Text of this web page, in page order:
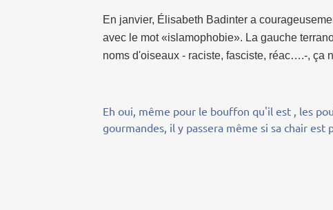
En janvier, Élisabeth Badinter a
avec le mot «islamophobie». La gauche
noms d'oiseaux - raciste, fasciste, réac….-, ça
Eh oui, même pour le bouffon qu'il est , les
gourmandes, il y passera même si sa chair